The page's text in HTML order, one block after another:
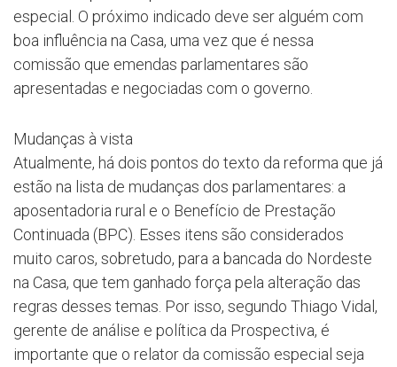
especial. O próximo indicado deve ser alguém com
boa influência na Casa, uma vez que é nessa
comissão que emendas parlamentares são
apresentadas e negociadas com o governo.
Mudanças à vista
Atualmente, há dois pontos do texto da reforma que já
estão na lista de mudanças dos parlamentares: a
aposentadoria rural e o Benefício de Prestação
Continuada (BPC). Esses itens são considerados
muito caros, sobretudo, para a bancada do Nordeste
na Casa, que tem ganhado força pela alteração das
regras desses temas. Por isso, segundo Thiago Vidal,
gerente de análise e política da Prospectiva, é
importante que o relator da comissão especial seja